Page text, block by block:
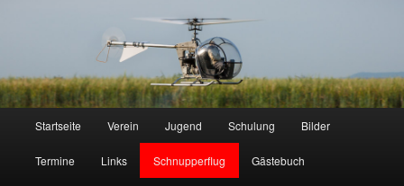
Startseite Verein Jugend Schulung Bilder
Termine Links Schnupperflug Gästebuch